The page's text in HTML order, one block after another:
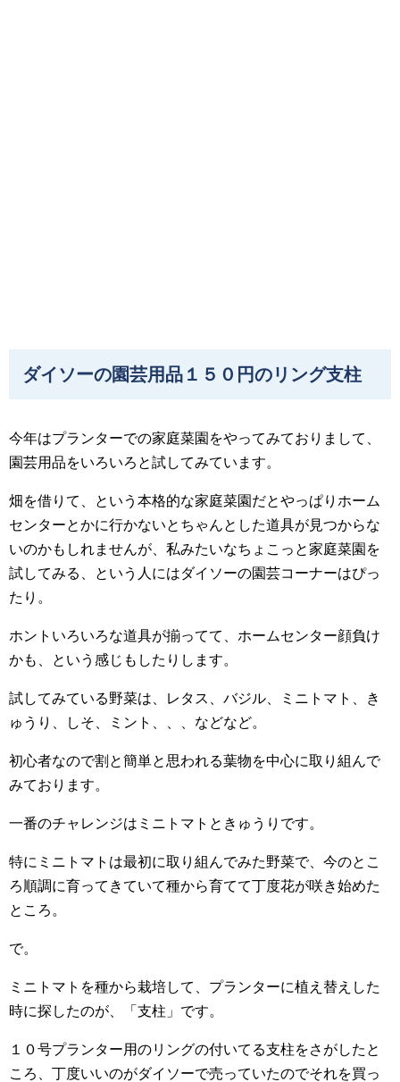
ダイソーの園芸用品１５０円のリング支柱
今年はプランターでの家庭菜園をやってみておりまして、
園芸用品をいろいろと試してみています。
畑を借りて、という本格的な家庭菜園だとやっぱりホーム
センターとかに行かないとちゃんとした道具が見つからな
いのかもしれませんが、私みたいなちょこっと家庭菜園を
試してみる、という人にはダイソーの園芸コーナーはぴっ
たり。
ホントいろいろな道具が揃ってて、ホームセンター顔負け
かも、という感じもしたりします。
試してみている野菜は、レタス、バジル、ミニトマト、き
ゅうり、しそ、ミント、、、などなど。
初心者なので割と簡単と思われる葉物を中心に取り組んで
みております。
一番のチャレンジはミニトマトときゅうりです。
特にミニトマトは最初に取り組んでみた野菜で、今のとこ
ろ順調に育ってきていて種から育てて丁度花が咲き始めた
ところ。
で。
ミニトマトを種から栽培して、プランターに植え替えした
時に探したのが、「支柱」です。
１０号プランター用のリングの付いてる支柱をさがしたと
ころ、丁度いいのがダイソーで売っていたのでそれを買っ